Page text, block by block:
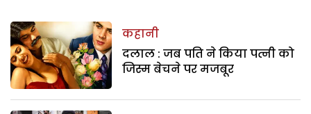
कहानी
दलाल : जब पति ने किया पत्नी को
जिस्म बेचने पर मजबूर